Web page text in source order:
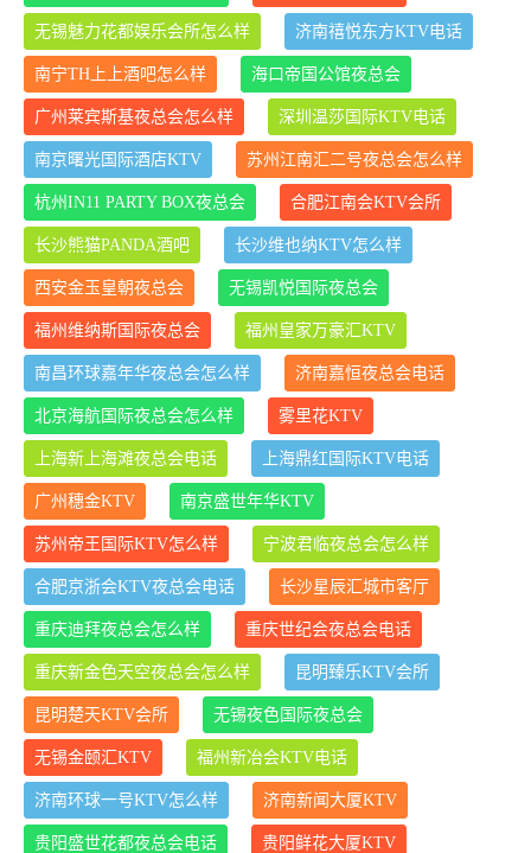
无锡魅力花都娱乐会所怎么样 济南禧悦东方KTV电话
南宁TH上上酒吧怎么样 海口帝国公馆夜总会
广州莱宾斯基夜总会怎么样 深圳温莎国际KTV电话
南京曙光国际酒店KTV 苏州江南汇二号夜总会怎么样
杭州IN11 PARTY BOX夜总会 合肥江南会KTV会所
长沙熊猫PANDA酒吧 长沙维也纳KTV怎么样
西安金玉皇朝夜总会 无锡凯悦国际夜总会
福州维纳斯国际夜总会 福州皇家万豪汇KTV
南昌环球嘉年华夜总会怎么样 济南嘉恒夜总会电话
北京海航国际夜总会怎么样 雾里花KTV
上海新上海滩夜总会电话 上海鼎红国际KTV电话
广州穗金KTV 南京盛世年华KTV
苏州帝王国际KTV怎么样 宁波君临夜总会怎么样
合肥京浙会KTV夜总会电话 长沙星辰汇城市客厅
重庆迪拜夜总会怎么样 重庆世纪会夜总会电话
重庆新金色天空夜总会怎么样 昆明臻乐KTV会所
昆明楚天KTV会所 无锡夜色国际夜总会
无锡金颐汇KTV 福州新冶会KTV电话
济南环球一号KTV怎么样 济南新闻大厦KTV
贵阳盛世花都夜总会电话 贵阳鲜花大厦KTV